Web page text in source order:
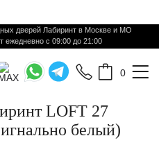
дверей Лабиринт в Москве и МО
ежедневно с 09:00 до 21:00
0
LOFT 27
белый)